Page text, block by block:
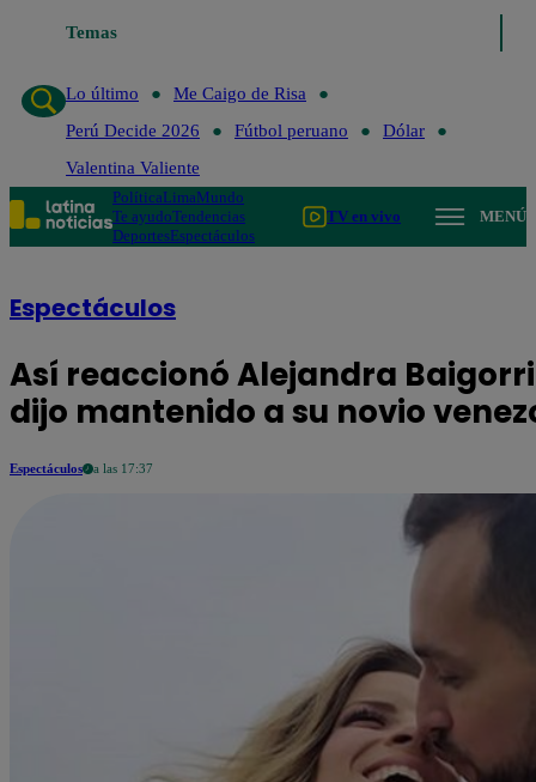
Temas
Lo último
Me Caigo de Risa
Perú Decide 2026
Fútbol peruano
Dólar
Valentina Valiente
PolíticaLimaMundo
Te ayudoTendencias
DeportesEspectáculos
TV en vivo MENÚ
Espectáculos
Así reaccionó Alejandra
dijo mantenido a su novio
Espectáculos a las 17:37